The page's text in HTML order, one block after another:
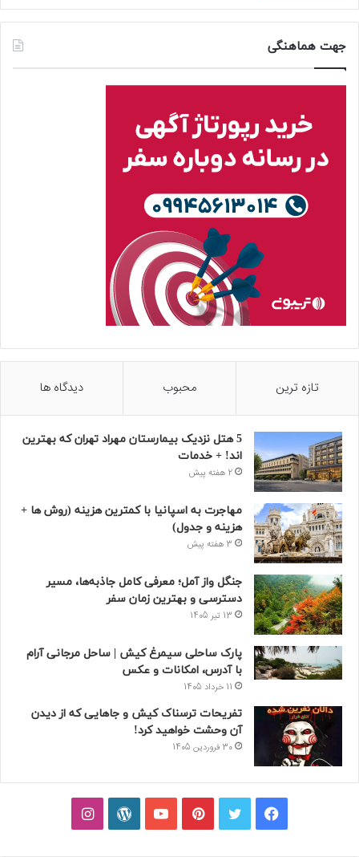
جهت هماهنگی
تازه ترین محبوب دیدگاه ها
5 هتل نزدیک بیمارستان مهراد تهران که بهترین‌
اند! + خدمات
2 هفته پیش
مهاجرت به اسپانیا با کمترین هزینه (روش ها +
هزینه و جدول)
3 هفته پیش
جنگل واز آمل؛ معرفی کامل جاذبه‌ها، مسیر
دسترسی و بهترین زمان سفر
13 تیر 1405
پارک ساحلی سیمرغ کیش | ساحل مرجانی آرام
با آدرس، امکانات و عکس
11 خرداد 1405
تفریحات ترسناک کیش و جاهایی که از دیدن
آن وحشت خواهید کرد!
30 فروردین 1405
فیسبوکتوییترپینتریستیوتیوبوردپرساینستاگرام